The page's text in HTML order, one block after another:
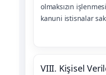
olmaksızın
kanuni istisnalar
VIII. Kişisel